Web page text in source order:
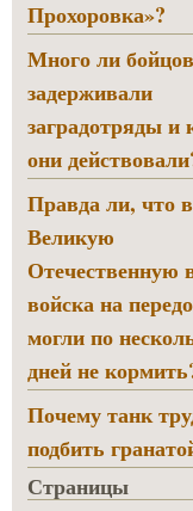
Прохоровка»?
Много ли бойцов
задерживали
заградотряды и
они
Правда ли, что в
Великую
Отечественную
войска на
могли по
дней не
Почему танк
подбить
Страницы